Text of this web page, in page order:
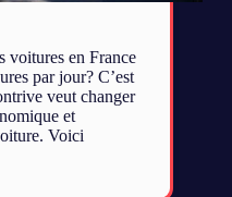
voitures en France
par jour? C’est
veut changer
et
Voici